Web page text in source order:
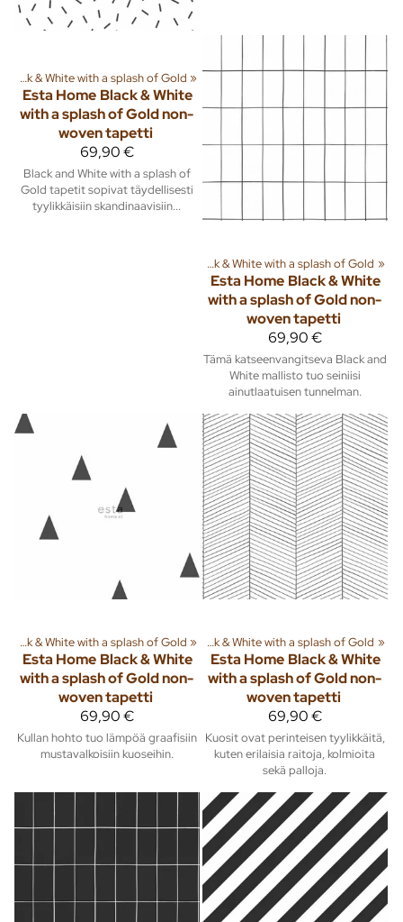
Black & White with a splash of Gold ‪»
Esta Home Black & White
with a splash of Gold non-
woven tapetti
69,90 €
Black and White with a splash of
Gold tapetit sopivat täydellisesti
tyylikkäisiin skandinaavisiin...
Black & White with a splash of Gold ‪»
Esta Home Black & White
with a splash of Gold non-
woven tapetti
69,90 €
Tämä katseenvangitseva Black and
White mallisto tuo seiniisi
ainutlaatuisen tunnelman.
Black & White with a splash of Gold ‪»
Esta Home Black & White
with a splash of Gold non-
woven tapetti
69,90 €
Kullan hohto tuo lämpöä graafisiin
mustavalkoisiin kuoseihin.
ja tuotteita ‪»Sisusta‪»Tapetit‪» Black & White with a splash of Gold ‪»
Esta Home Black & White
with a splash of Gold non-
woven tapetti
69,90 €
Kuosit ovat perinteisen tyylikkäitä,
kuten erilaisia raitoja, kolmioita
sekä palloja.